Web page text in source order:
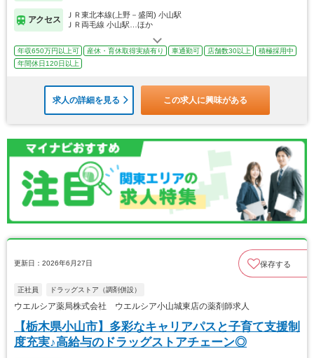
アクセス
ＪＲ東北本線(上野－盛岡) 小山駅
ＪＲ両毛線 小山駅…ほか
年収650万円以上可 産休・育休取得実績有り 車通勤可 店舗数30以上
積極採用中
年間休日120日以上
求人の詳細を見る この求人に興味がある
更新日：2026年6月27日 保存する
正社員 ドラッグストア（調剤併設）
ウエルシア薬局株式会社 ウエルシア小山城東店の薬剤師求人
【栃木県小山市】多彩なキャリアパスと子育て支援制
度充実♪高給与のドラッグストアチェーン◎